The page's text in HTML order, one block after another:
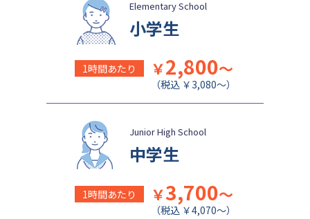
日本女子大学附属中学校 公文国際学園中等部
Elementary School
小学生
1時間あたり ￥2,800～
（税込 ￥3,080～）
Junior High School
中学生
1時間あたり ￥3,700～
（税込 ￥4,070～）